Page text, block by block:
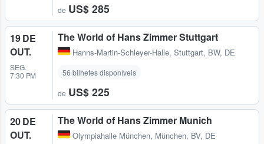
de US$ 285
19 DE
OUT.
SEG.
7:30 PM
The World of Hans Zimmer Stuttgart
Hanns-Martin-Schleyer-Halle, Stuttgart, BW, DE
56 bilhetes disponíveis
de US$ 225
20 DE
OUT.
The World of Hans Zimmer Munich
Olympiahalle München, München, BV, DE